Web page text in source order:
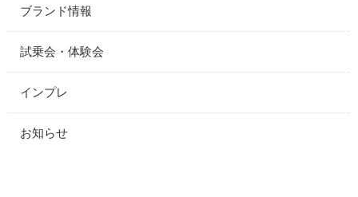
ブランド情報
試乗会・体験会
インプレ
お知らせ